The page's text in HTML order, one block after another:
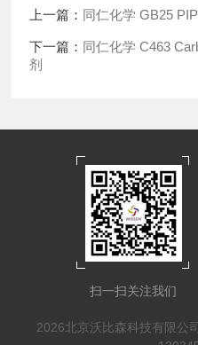
上一篇： 同仁化学 GB25
下一篇： 同仁化学 C463
剂
扫一扫关注我们
2026北京沃比森科技有限